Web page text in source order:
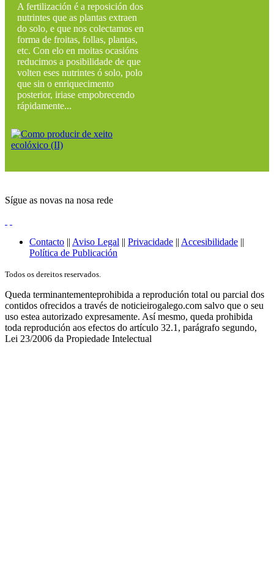
A fertilización é a reposición dos
nutrintes que as plantas extraen
do solo, e que nos colectamos en
forma de froitas, follas, plantas,
etc. Con elo en moitas ocasións
reducimos a posibilidade de que
volten eses nutrintes ó solo, polo
que sin o enriquecimento
posterior, iriase empobrecendo
rápidamente...
Sígue as novas na nosa rede
Contacto || Aviso Legal || Privacidade || Accesibilidade ||
Política de Publicación
Todos os dereitos reservados.
Queda terminantementeprohibida a reprodución total ou parcial dos
contidos ofrecidos a través de noticieirogalego.com salvo que o seu
uso estea autorizado expresamente. Así mesmo, queda prohibida
toda reprodución aos efectos do artículo 32.1, parágrafo segundo,
Lei 23/2006 da Propiedade Intelectual